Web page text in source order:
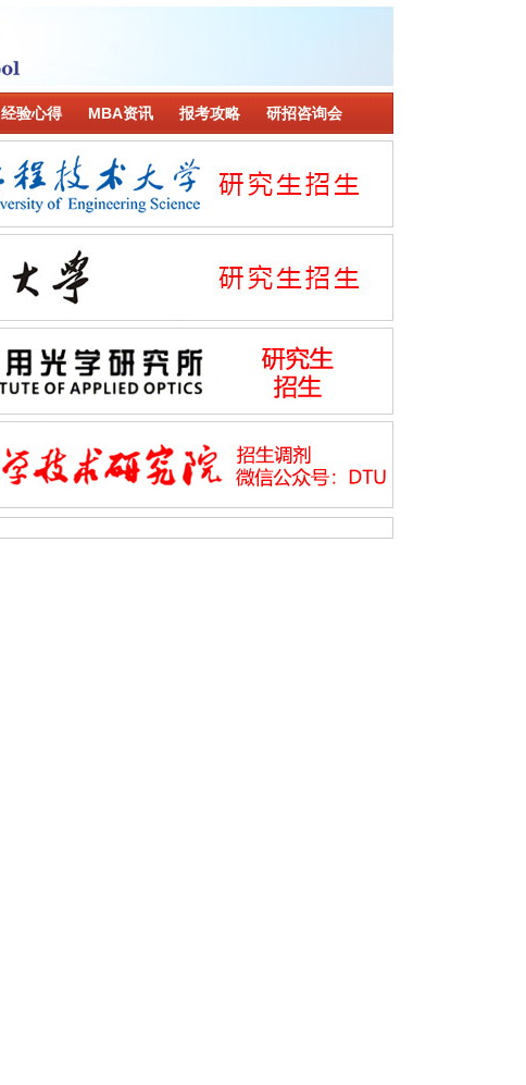
经验心得 MBA资讯 报考攻略 研招咨询会